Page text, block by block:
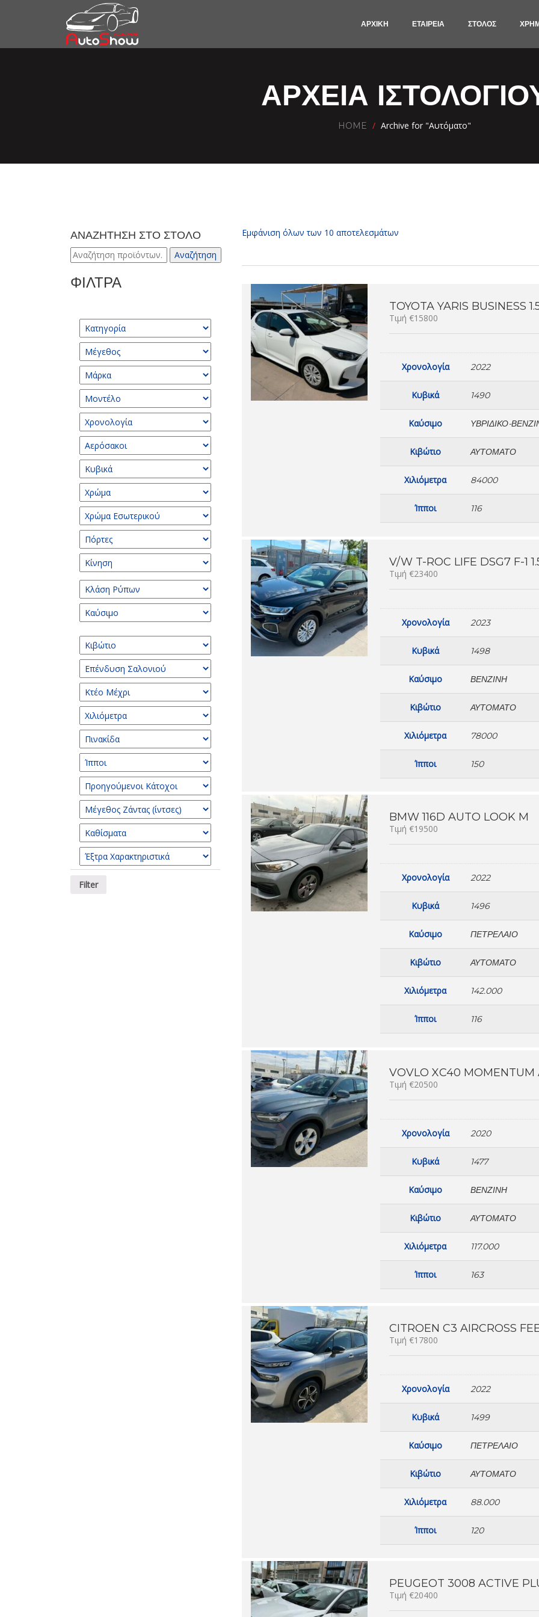
ΑΡΧΙΚΗ ΕΤΑΙΡΕΙΑ ΣΤΟΛΟΣ
ΑΡΧΕΊΑ
HOME / Archive for "Αυτόματο"
ΑΝΑΖΗΤΗΣΗ ΣΤΟ ΣΤΟΛΟ
Αναζήτηση
για:
Αναζήτηση
ΦΙΛΤΡΑ
Εμφάνιση όλων των 10 αποτελεσμάτων
TOYOTA YARIS BUSINESS
Τιμή €15800
Χρονολογία 2022
Κυβικά 1490
Καύσιμο ΥΒΡΙΔΙΚΟ-
Κιβώτιο ΑΥΤΌΜΑΤΟ
Χιλιόμετρα 84000
Ίπποι 116
V/W T-ROC LIFE DSG7 F-1
Τιμή €23400
Χρονολογία 2023
Κυβικά 1498
Καύσιμο ΒΕΝΖΊΝΗ
Κιβώτιο ΑΥΤΌΜΑΤΟ
Χιλιόμετρα 78000
Ίπποι 150
BMW 116D AUTO LOOK M
Τιμή €19500
Χρονολογία 2022
Κυβικά 1496
Καύσιμο ΠΕΤΡΈΛΑΙΟ
Κιβώτιο ΑΥΤΌΜΑΤΟ
Χιλιόμετρα 142.000
Ίπποι 116
VOVLO XC40 MOMENTUM
Τιμή €20500
Χρονολογία 2020
Κυβικά 1477
Καύσιμο ΒΕΝΖΊΝΗ
Κιβώτιο ΑΥΤΌΜΑΤΟ
Χιλιόμετρα 117.000
Ίπποι 163
CITROEN C3 AIRCROSS
Τιμή €17800
Χρονολογία 2022
Κυβικά 1499
Καύσιμο ΠΕΤΡΈΛΑΙΟ
Κιβώτιο ΑΥΤΌΜΑΤΟ
Χιλιόμετρα 88.000
Ίπποι 120
PEUGEOT 3008 ACTIVE
Τιμή €20400